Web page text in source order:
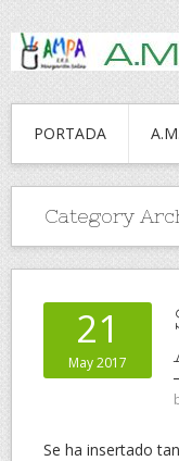
PORTADA
Category
21
May 2017
Se ha insertado